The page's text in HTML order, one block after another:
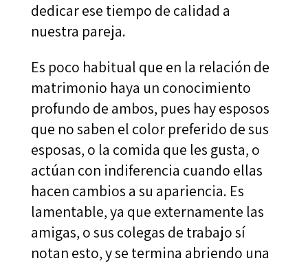
dedicar ese tiempo de calidad a
nuestra pareja.
Es poco habitual que en la relación de
matrimonio haya un conocimiento
profundo de ambos, pues hay esposos
que no saben el color preferido de sus
esposas, o la comida que les gusta, o
actúan con indiferencia cuando ellas
hacen cambios a su apariencia. Es
lamentable, ya que externamente las
amigas, o sus colegas de trabajo sí
notan esto, y se termina abriendo una